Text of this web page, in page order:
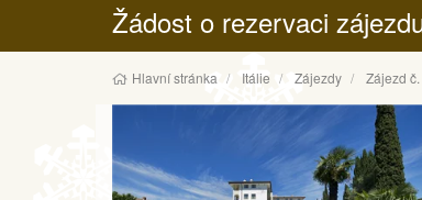
Žádost o rezervaci
Hlavní stránka Itálie Zájezdy Zájezd